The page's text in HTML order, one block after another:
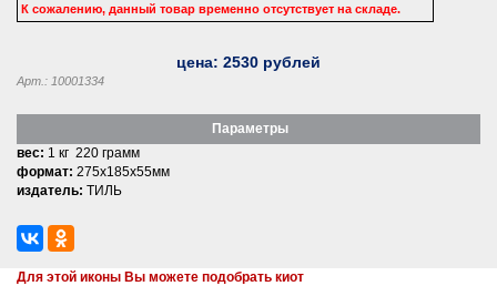
К сожалению, данный товар временно отсутствует на складе.
цена: 2530 рублей
Арт.: 10001334
Параметры
вес: 1 кг 220 грамм
формат: 275x185x55мм
издатель: ТИЛЬ
Для этой иконы Вы можете подобрать киот